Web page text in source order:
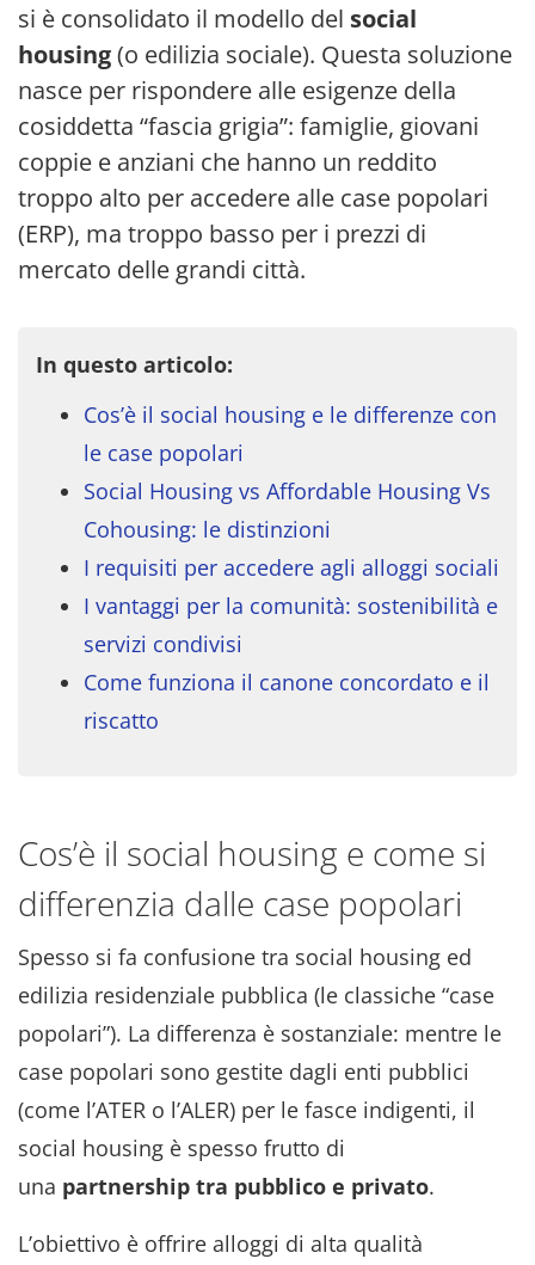
si è consolidato il modello del social
housing(o edilizia sociale). Questa soluzione
nasce per rispondere alle esigenze della
cosiddetta “fascia grigia”: famiglie, giovani
coppie e anziani che hanno un reddito
troppo alto per accedere alle case popolari
(ERP), ma troppo basso per i prezzi di
mercato delle grandi città.
In questo articolo:
Cos’è il social housing e le differenze con
le case popolari
Social Housing vs Affordable Housing Vs
Cohousing: le distinzioni
I requisiti per accedere agli alloggi sociali
I vantaggi per la comunità: sostenibilità e
servizi condivisi
Come funziona il canone concordato e il
riscatto
Cos’è il social housing e come si
differenzia dalle case popolari
Spesso si fa confusione tra social housing ed
edilizia residenziale pubblica (le classiche “case
popolari”). La differenza è sostanziale: mentre le
case popolari sono gestite dagli enti pubblici
(come l’ATER o l’ALER) per le fasce indigenti, il
social housing è spesso frutto di
una partnership tra pubblico e privato.
L’obiettivo è offrire alloggi di alta qualità